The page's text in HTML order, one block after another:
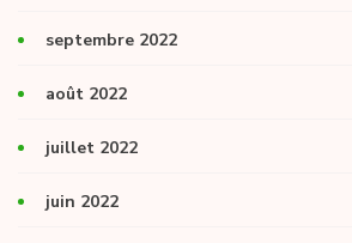
septembre 2022
août 2022
juillet 2022
juin 2022